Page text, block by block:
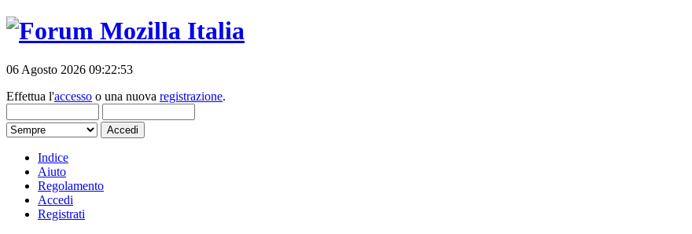
06 Agosto 2026 09:22:53
Effettua l'accesso o una nuova registrazione.
Indice
Aiuto
Regolamento
Accedi
Registrati